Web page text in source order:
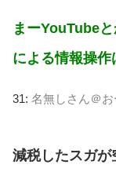
まーYouTube
による情報操作
31: 名無しさん＠お
減税したスガ